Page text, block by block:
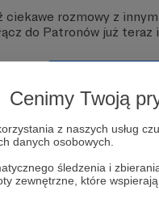
Cenimy Twoją
z naszych usług
danych osobowych.
śledzenia i
zewnętrzne, które
ciekawe rozmowy z
do Patronów już